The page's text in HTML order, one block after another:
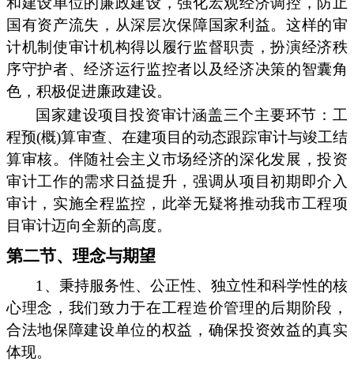
国有资产流失，从深层次保障国家利益。这样的审
计机制使审计机构得以履行监督职责，扮演经济秩
序守护者、经济运行监控者以及经济决策的智囊角
色，积极促进廉政建设。
国家建设项目投资审计涵盖三个主要环节：工
程预(概)算审查、在建项目的动态跟踪审计与竣工结
算审核。伴随社会主义市场经济的深化发展，投资
审计工作的需求日益提升，强调从项目初期即介入
审计，实施全程监控，此举无疑将推动我市工程项
目审计迈向全新的高度。
第二节、理念与期望
1、秉持服务性、公正性、独立性和科学性的核
心理念，我们致力于在工程造价管理的后期阶段，
合法地保障建设单位的权益，确保投资效益的真实
体现。